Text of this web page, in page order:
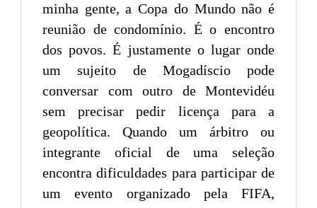
minha gente, a Copa do Mundo não é
reunião de condomínio. É o encontro
dos povos. É justamente o lugar onde
um sujeito de Mogadíscio pode
conversar com outro de Montevidéu
sem precisar pedir licença para a
geopolítica. Quando um árbitro ou
integrante oficial de uma seleção
encontra dificuldades para participar de
um evento organizado pela FIFA,